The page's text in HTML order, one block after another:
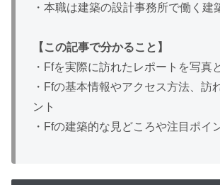
・本職は建築の設計事務所で働く建
【この記事で分かること】
・Ffを実際に訪れたレポートを写真
・Ffの基本情報やアクセス方法、訪
ント
・Ffの建築的な見どころや注目ポイ